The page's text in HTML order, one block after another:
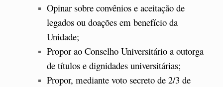
Opinar sobre convênios e aceitação de
legados ou doações em benefício da
Unidade;
Propor ao Conselho Universitário a outorga
de títulos e dignidades universitárias;
Propor, mediante voto secreto de 2/3 de